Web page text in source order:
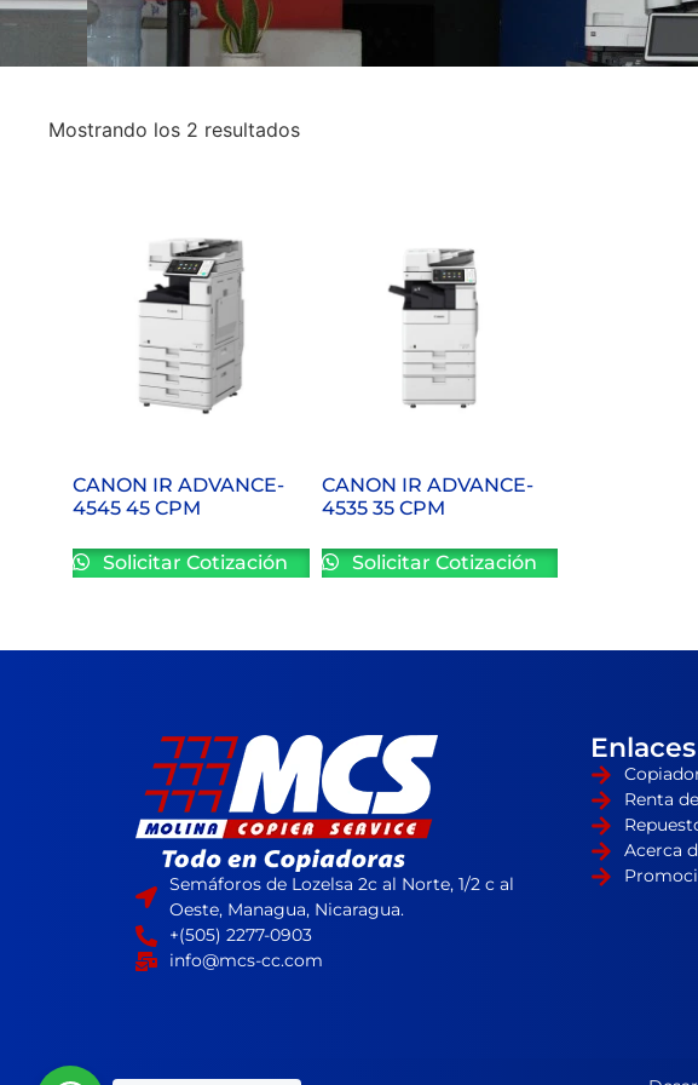
Mostrando los 2 resultados
CANON IR ADVANCE-
4545 45 CPM
Solicitar Cotización
CANON IR ADVANCE-
4535 35 CPM
Solicitar Cotización
Semáforos de Lozelsa 2c al Norte, 1/2 c al
Oeste, Managua, Nicaragua.
+(505) 2277-0903
info@mcs-cc.com
Enlaces
Renta
Acerca